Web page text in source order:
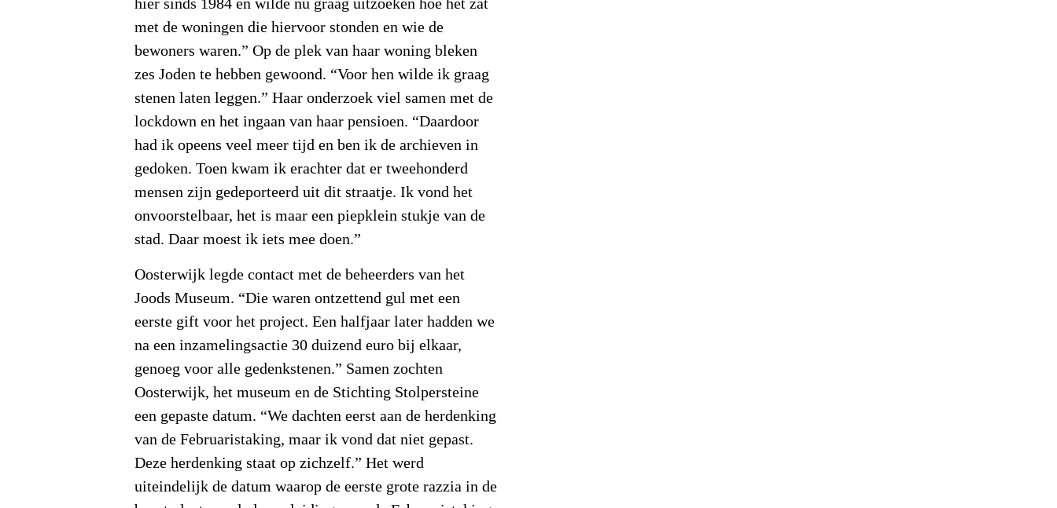
hier sinds 1984 en wilde nu graag uitzoeken hoe het zat
met de woningen die hiervoor stonden en wie de
bewoners waren.” Op de plek van haar woning bleken
zes Joden te hebben gewoond. “Voor hen wilde ik graag
stenen laten leggen.” Haar onderzoek viel samen met de
lockdown en het ingaan van haar pensioen. “Daardoor
had ik opeens veel meer tijd en ben ik de archieven in
gedoken. Toen kwam ik erachter dat er tweehonderd
mensen zijn gedeporteerd uit dit straatje. Ik vond het
onvoorstelbaar, het is maar een piepklein stukje van de
stad. Daar moest ik iets mee doen.”
Oosterwijk legde contact met de beheerders van het
Joods Museum. “Die waren ontzettend gul met een
eerste gift voor het project. Een halfjaar later hadden we
na een inzamelingsactie 30 duizend euro bij elkaar,
genoeg voor alle gedenkstenen.” Samen zochten
Oosterwijk, het museum en de Stichting Stolpersteine
een gepaste datum. “We dachten eerst aan de herdenking
van de Februaristaking, maar ik vond dat niet gepast.
Deze herdenking staat op zichzelf.” Het werd
uiteindelijk de datum waarop de eerste grote razzia in de